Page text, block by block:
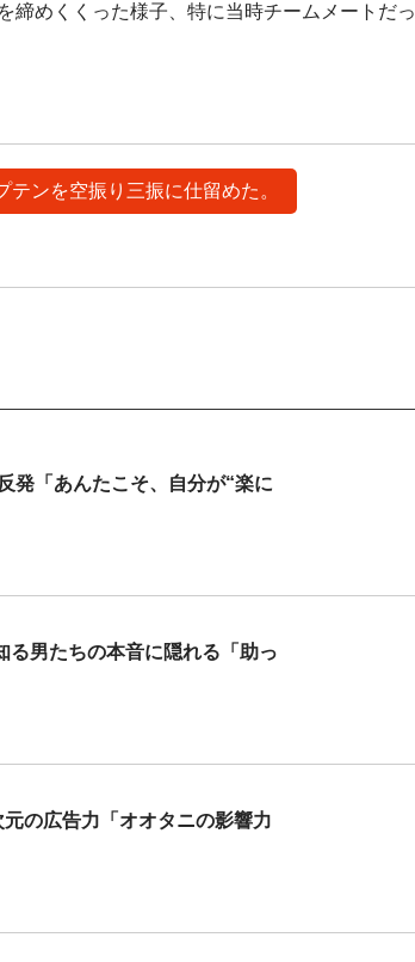
締めくくった様子、特に当時チームメートだっ
ンを空振り三振に仕留めた。
発「あんたこそ、自分が“楽に
男たちの本音に隠れる「助っ
の広告力「オオタニの影響力